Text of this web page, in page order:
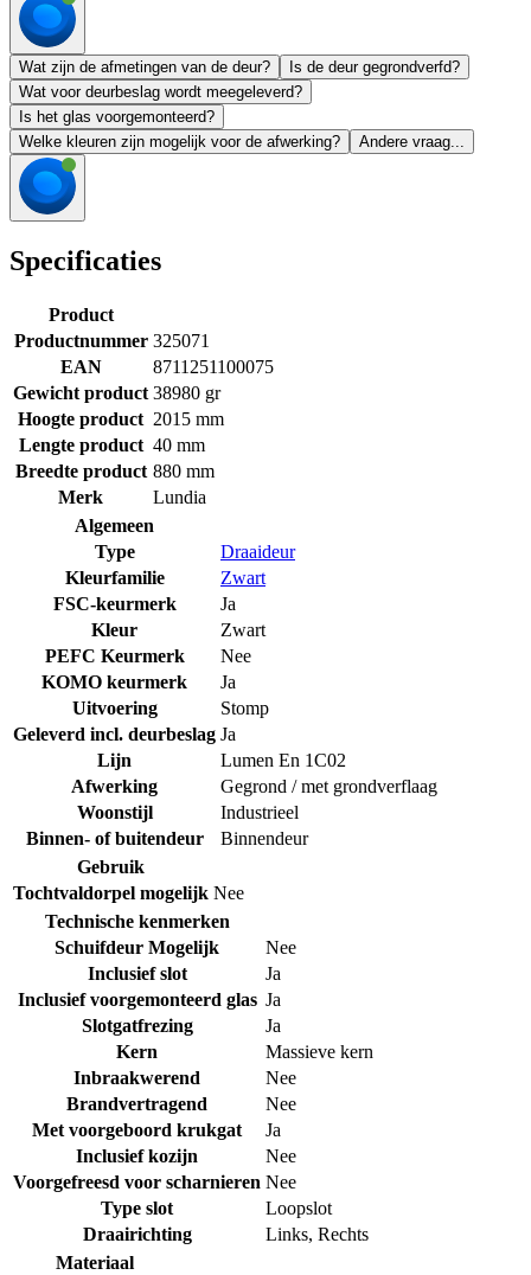
Wat zijn de afmetingen van de deur?
Is de deur gegrondverfd?
Wat voor deurbeslag wordt meegeleverd?
Is het glas voorgemonteerd?
Welke kleuren zijn mogelijk voor de afwerking?
Andere vraag...
Specificaties
Product
Productnummer 325071
EAN
8711251100075
Gewicht product 38980 gr
Hoogte product 2015 mm
Lengte product 40 mm
Breedte product 880 mm
Merk
Lundia
Algemeen
Type
Draaideur
Kleurfamilie
Zwart
FSC-keurmerk
Ja
Kleur
Zwart
PEFC Keurmerk
Nee
KOMO keurmerk
Ja
Uitvoering
Stomp
Geleverd incl. deurbeslag Ja
Lijn
Lumen En 1C02
Afwerking
Gegrond / met grondverflaag
Woonstijl
Industrieel
Binnen- of buitendeur
Binnendeur
Gebruik
Tochtvaldorpel mogelijk Nee
Technische kenmerken
Schuifdeur Mogelijk
Nee
Inclusief slot
Ja
Inclusief voorgemonteerd glas Ja
Slotgatfrezing
Ja
Kern
Massieve kern
Inbraakwerend
Nee
Brandvertragend
Nee
Met voorgeboord krukgat
Ja
Inclusief kozijn
Nee
Voorgefreesd voor scharnieren Nee
Type slot
Loopslot
Draairichting
Links, Rechts
Materiaal